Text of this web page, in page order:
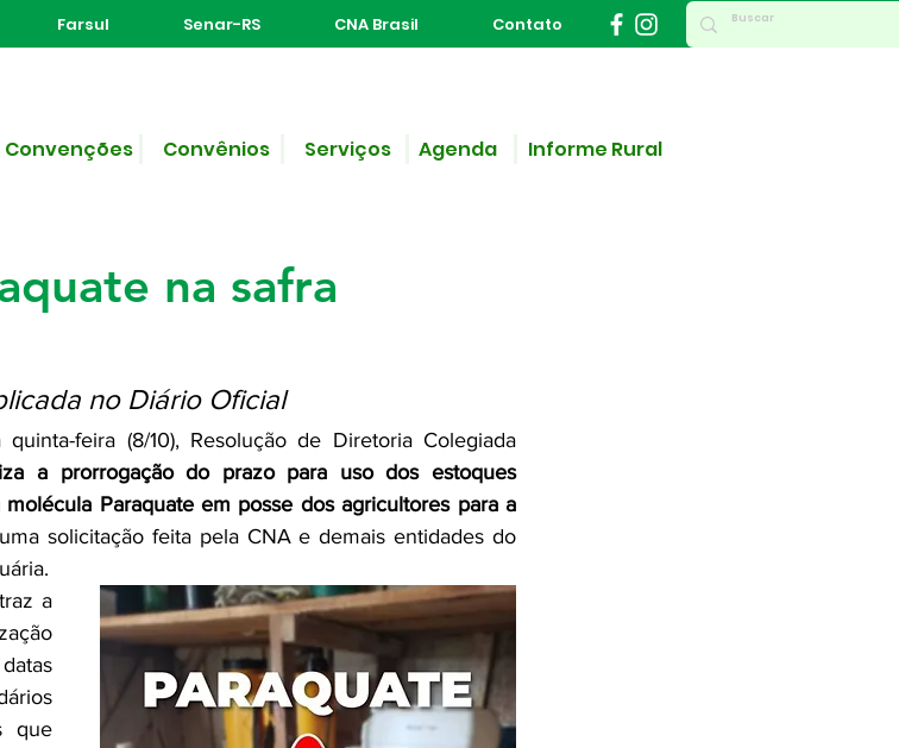
Farsul Senar-RS CNA Brasil Contato
na safra
no Diário Oficial
feira (8/10), Resolução de Diretoria Colegiada
a prorrogação do prazo para uso dos estoques
Paraquate em posse dos agricultores para a
solicitação feita pela CNA e demais entidades do
a
que
Convenções Convênios Serviços Agenda Informe Rural